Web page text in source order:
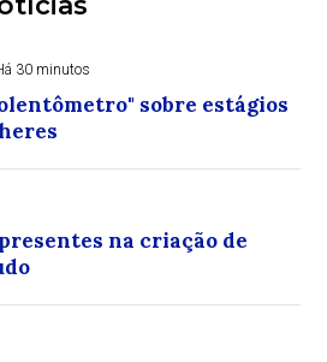
30 minutos
sobre estágios
na criação de